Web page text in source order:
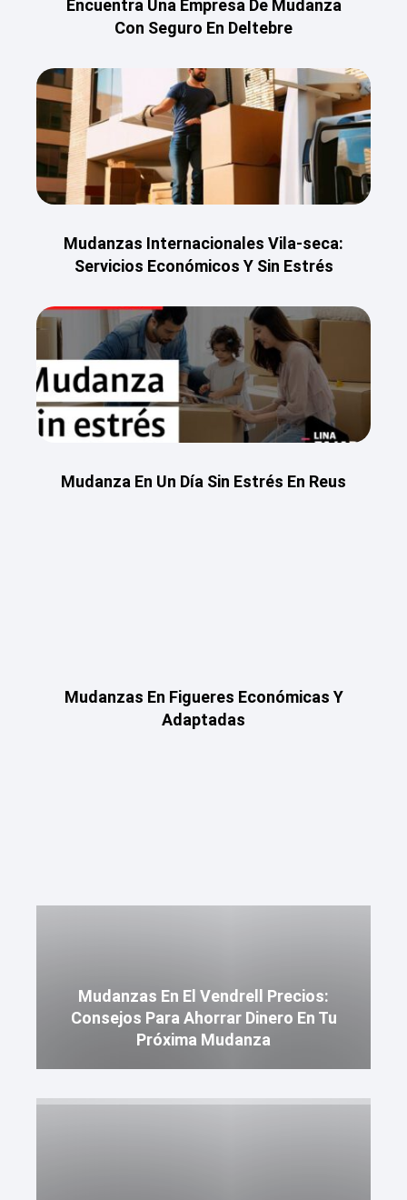
Encuentra Una Empresa De Mudanza
Con Seguro En Deltebre
Mudanzas Internacionales Vila-seca:
Servicios Económicos Y Sin Estrés
Mudanza En Un Día Sin Estrés En Reus
Mudanzas En Figueres Económicas Y
Adaptadas
Mudanzas En El Vendrell Precios:
Consejos Para Ahorrar Dinero En Tu
Próxima Mudanza